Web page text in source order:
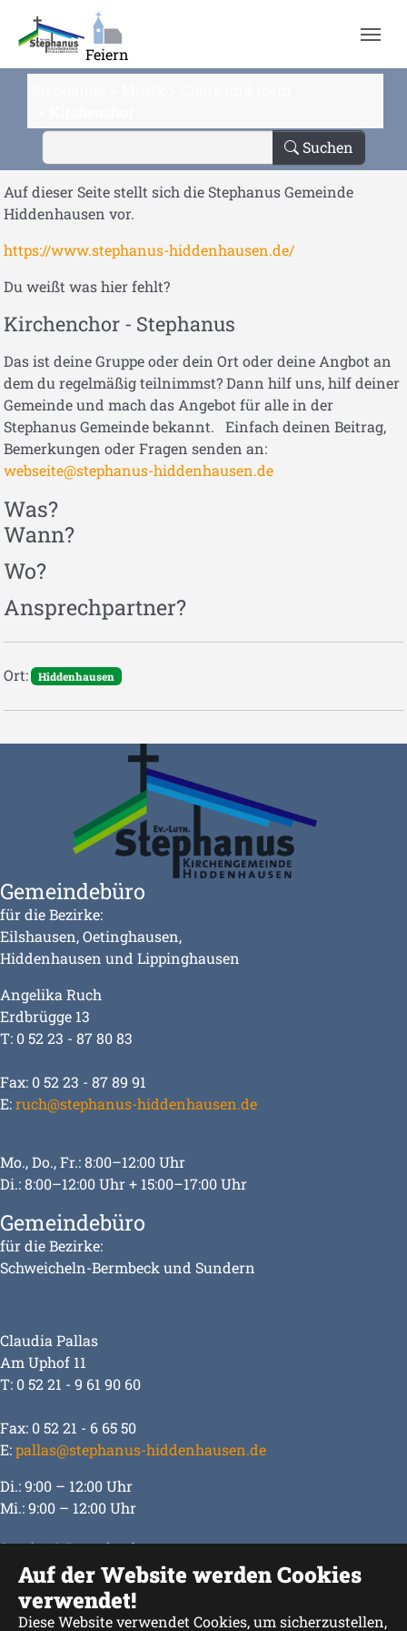
Auf der Website werden Cookies
verwendet!
Diese Website verwendet Cookies, um sicherzustellen,
Zum Hauptinhalt springen
Feiern
Suchen
Auf dieser Seite stellt sich die Stephanus Gemeinde
Hiddenhausen vor.
https://www.stephanus-hiddenhausen.de/
Du weißt was hier fehlt?
Kirchenchor - Stephanus
Das ist deine Gruppe oder dein Ort oder deine Angbot an
dem du regelmäßig teilnimmst? Dann hilf uns, hilf deiner
Gemeinde und mach das Angebot für alle in der
Stephanus Gemeinde bekannt. Einfach deinen Beitrag,
Bemerkungen oder Fragen senden an:
webseite@stephanus-hiddenhausen.de
Was?
Wann?
Wo?
Ansprechpartner?
Ort: Hiddenhausen
Gemeindebüro
für die Bezirke:
Eilshausen, Oetinghausen,
Hiddenhausen und Lippinghausen
Angelika Ruch
Erdbrügge 13
T: 0 52 23 - 87 80 83
Fax: 0 52 23 - 87 89 91
E:ruch@stephanus-hiddenhausen.de
Mo., Do., Fr.: 8:00–12:00 Uhr
Di.: 8:00–12:00 Uhr + 15:00–17:00 Uhr
Gemeindebüro
für die Bezirke:
Schweicheln-Bermbeck und Sundern
Claudia Pallas
Am Uphof 11
T: 0 52 21 - 9 61 90 60
Fax: 0 52 21 - 6 65 50
E:pallas@stephanus-hiddenhausen.de
Di.: 9:00 – 12:00 Uhr
Mi.: 9:00 – 12:00 Uhr
Service & Downloads
Impressum
Datenschutz